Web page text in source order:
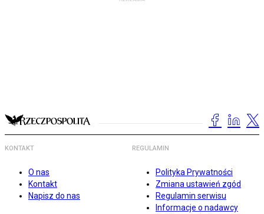
KONTAKT
O nas
Kontakt
Napisz do nas
REGULAMIN
Polityka Prywatności
Zmiana ustawień zgód
Regulamin serwisu
Informacje o nadawcy